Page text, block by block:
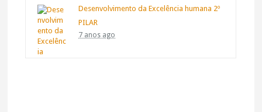
Desenvolvimento da Excelência humana 2º
PILAR
7 anos ago